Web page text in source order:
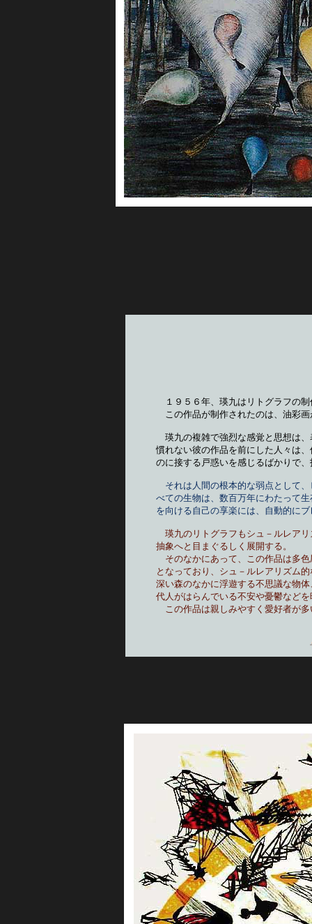
１９５６年、瑛九はリトグラフの
この作品が制作されたのは、
瑛九の複雑で強烈な感覚と思想は
慣れない彼の作品を前にした人々は
のに接する戸惑いを感じるばかりで
それは人間の根本的な弱点として
べての生物は、数百万年にわたって
を向ける自己の享楽には、自動的に
瑛九のリトグラフもシュ－ルレア
抽象へと目ま
そのなかにあって、この作品は多
となっており、シュ－ルレアリズム
深い森のなかに浮遊する不思議な物
代人がはらんでいる不安や
この作品は親しみやすく愛好者が多